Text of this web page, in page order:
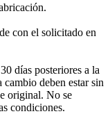
con el solicitado en
días posteriores a la
deben estar sin
original. No se
condiciones.